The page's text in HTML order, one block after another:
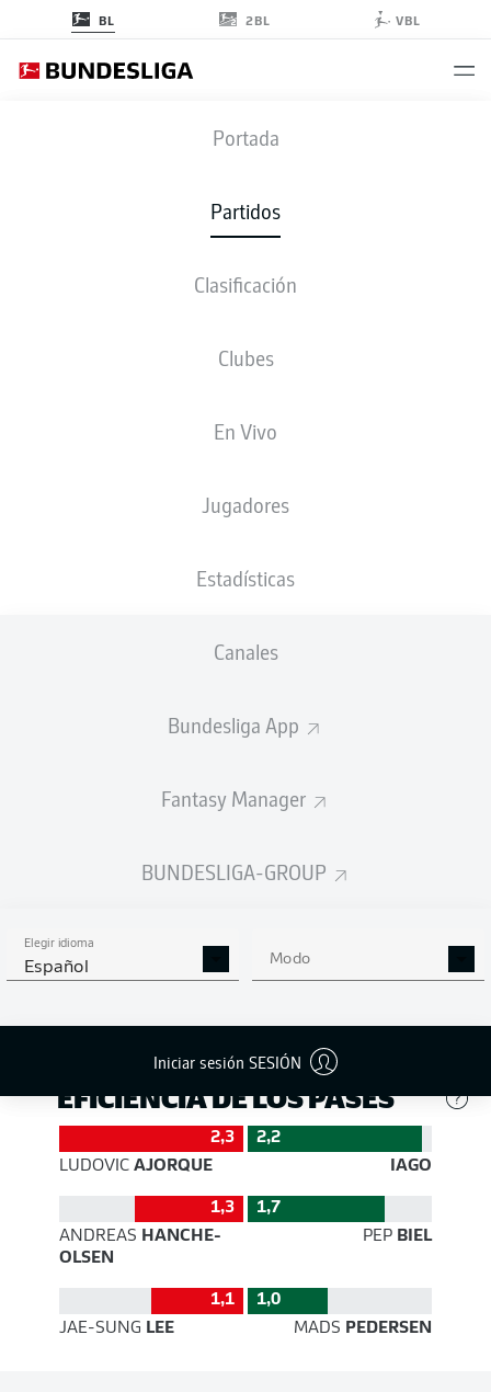
BL 2BL VBL
Portada
Partidos
Clasificación
Clubes
En Vivo
Jugadores
Estadísticas
Canales
Bundesliga App
Fantasy Manager
BUNDESLIGA-GROUP
Elegir idioma
Español Modo
Iniciar sesión SESIÓN
M05 - FCA
1 0
ALINEACIONES ESTADÍSTICAS
(%)
276 320
EFICIENCIA DE LOS PASES
2,3
2,2
LUDOVIC AJORQUE IAGO
1,3
1,7
ANDREAS HANCHE-
OLSEN
PEPBIEL
1,1
1,0
JAE-SUNG LEE MADS PEDERSEN